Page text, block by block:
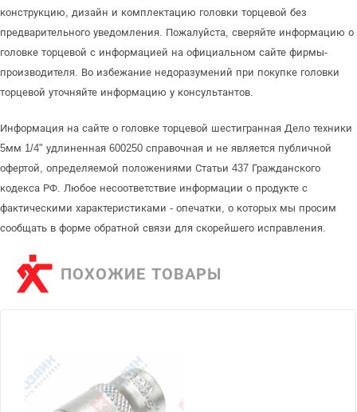
конструкцию, дизайн и комплектацию головки торцевой без
предварительного уведомления. Пожалуйста, сверяйте информацию о
головке торцевой с информацией на официальном сайте фирмы-
производителя. Во избежание недоразумений при покупке головки
торцевой уточняйте информацию у консультантов.
Информация на сайте о головке торцевой шестигранная Дело техники
5мм 1/4" удлиненная 600250 справочная и не является публичной
офертой, определяемой положениями Статьи 437 Гражданского
кодекса РФ. Любое несоответствие информации о продукте с
фактическими характеристиками - опечатки, о которых мы просим
сообщать в форме обратной связи для скорейшего исправления.
ПОХОЖИЕ ТОВАРЫ